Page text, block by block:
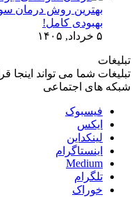
بهترین روش درمان
بهبودی کامل!
۵ خرداد, ۱۴۰۵
تبلیغات
تبلیغات شما می تواند اینجا
شبکه های اجتماعی
فیسبوک
ایکس
لینکداین
اینستاگرام
Medium
تلگرام
خوراک